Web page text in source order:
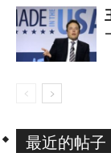
最近的帖子